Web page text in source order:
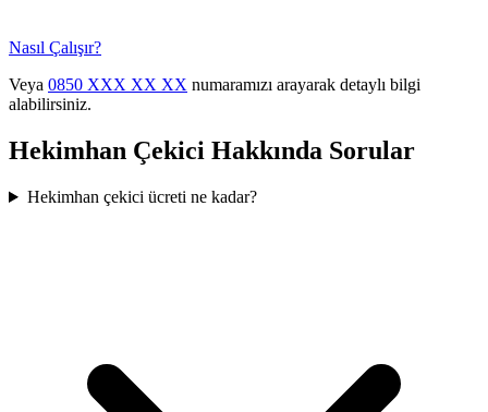
Nasıl Çalışır?
Veya 0850 XXX XX XX numaramızı arayarak detaylı bilgi
alabilirsiniz.
Hekimhan Çekici Hakkında Sorular
Hekimhan çekici ücreti ne kadar?